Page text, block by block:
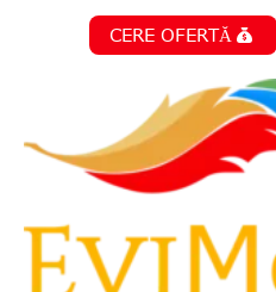
CERE OFERTĂ